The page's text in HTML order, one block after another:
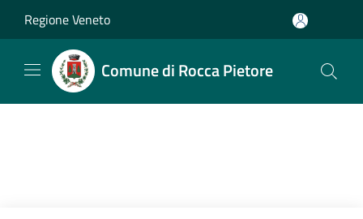
Regione Veneto
Comune di Rocca Pietore